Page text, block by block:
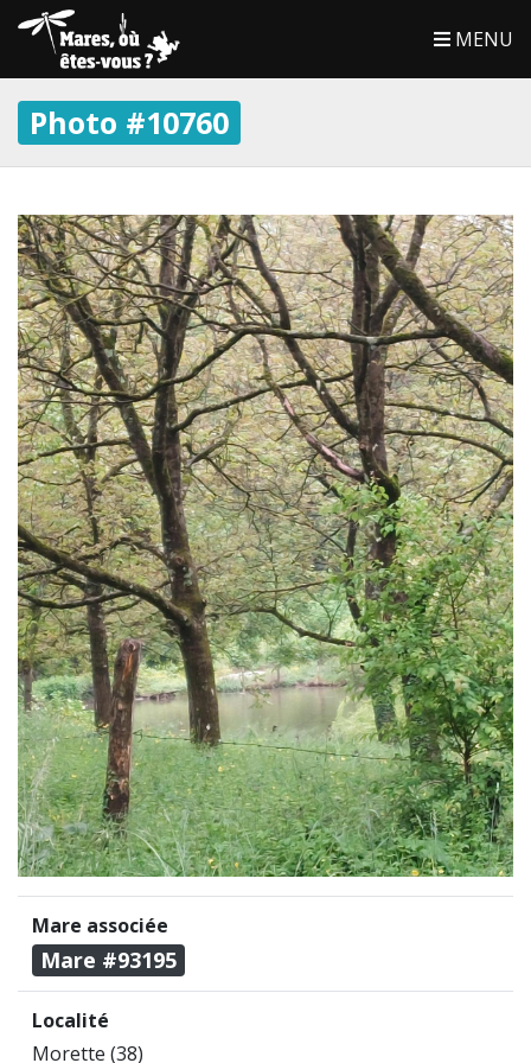
MENU
Photo #10760
Mare associée
Mare #93195
Localité
Morette (38)